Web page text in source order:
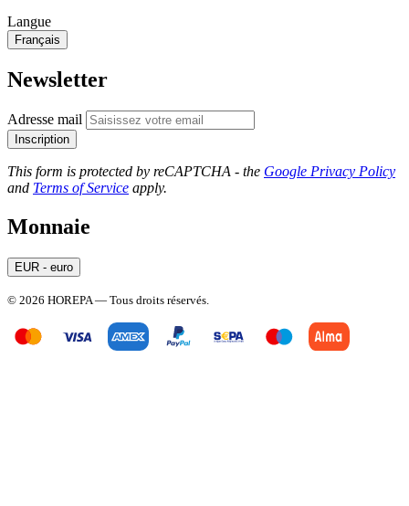
Langue
Français
Newsletter
Adresse mail
Inscription
This form is protected by reCAPTCHA - the Google Privacy Policy
and Terms of Service apply.
Monnaie
EUR - euro
© 2026 HOREPA — Tous droits réservés.